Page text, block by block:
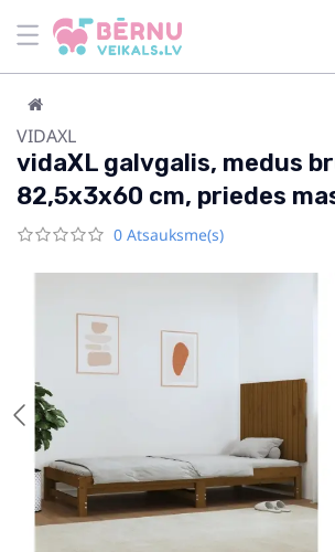
VIDAXL
vidaXL galvgalis, medus
82,5x3x60 cm, priedes
0 Atsauksme(s)